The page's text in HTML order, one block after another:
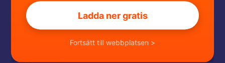
Ladda ner gratis
Fortsätt till webbplatsen >